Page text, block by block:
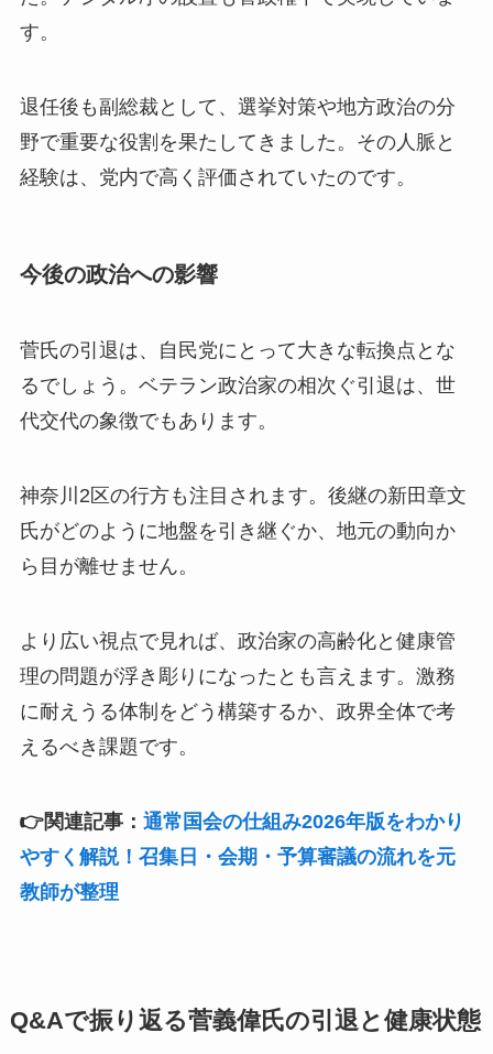
す。
退任後も副総裁として、選挙対策や地方政治の分
野で重要な役割を果たしてきました。その人脈と
経験は、党内で高く評価されていたのです。
今後の政治への影響
菅氏の引退は、自民党にとって大きな転換点とな
るでしょう。ベテラン政治家の相次ぐ引退は、世
代交代の象徴でもあります。
神奈川2区の行方も注目されます。後継の新田章文
氏がどのように地盤を引き継ぐか、地元の動向か
ら目が離せません。
より広い視点で見れば、政治家の高齢化と健康管
理の問題が浮き彫りになったとも言えます。激務
に耐えうる体制をどう構築するか、政界全体で考
えるべき課題です。
👉関連記事： 通常国会の仕組み2026年版をわかり
やすく解説！召集日・会期・予算審議の流れを元
教師が整理
Q&Aで振り返る菅義偉氏の引退と健康状態